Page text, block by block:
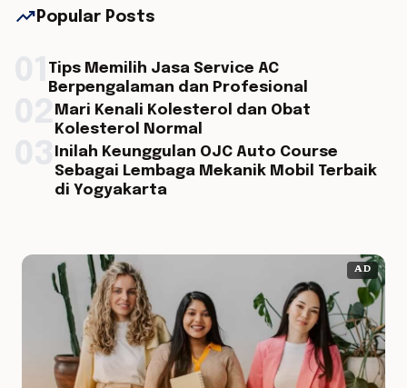
trending_up Popular Posts
Tips Memilih Jasa Service AC
Berpengalaman dan Profesional
Mari Kenali Kolesterol dan Obat
Kolesterol Normal
Inilah Keunggulan OJC Auto Course
Sebagai Lembaga Mekanik Mobil Terbaik
di Yogyakarta
AD